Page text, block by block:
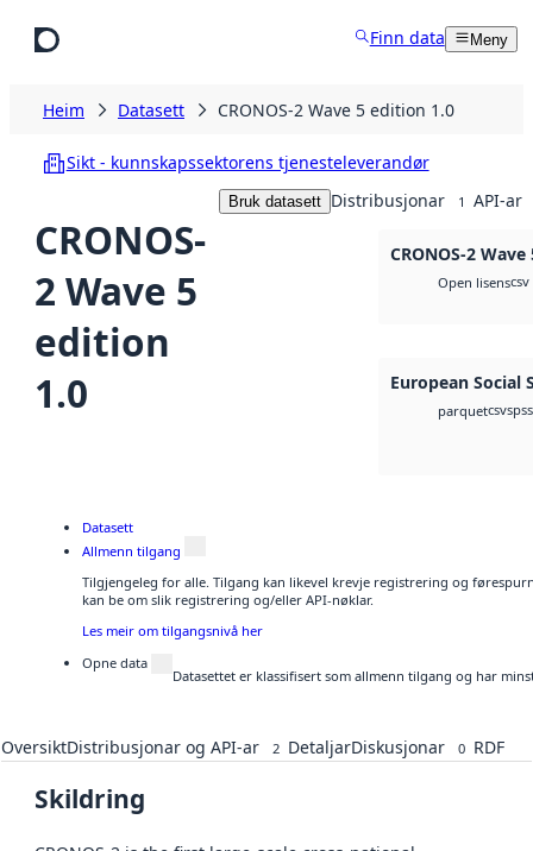
Finn data Meny
Heim Datasett CRONOS-2 Wave 5 edition 1.0
Sikt - kunnskapssektorens tjenesteleverandør
CRONOS-
2 Wave 5
edition
1.0
Bruk datasett Distribusjonar 1 API-ar
CRONOS-2
Open lisenscsv
European Social
parquetcsv
Datasett
Allmenn tilgang
Tilgjengeleg for alle. Tilgang kan likevel krevje registrering og
kan be om slik registrering og/eller API-nøklar.
Les meir om tilgangsnivå her
Opne data
Datasettet er klassifisert som allmenn tilgang og har
OversiktDistribusjonar og API-ar 2 DetaljarDiskusjonar 0 RDF
Skildring